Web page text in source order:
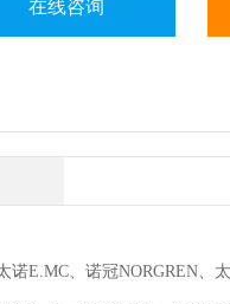
在线咨询
E.MC、诺冠NORGREN、